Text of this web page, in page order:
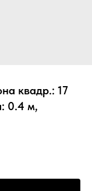
квадр.: 17
0.4 м,